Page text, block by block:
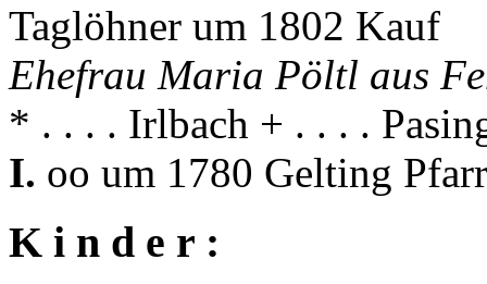
Taglöhner um 1802 Kauf
Ehefrau Maria Pöltl aus
* . . . . Irlbach + . . . .
I. oo um 1780 Gelting
K i n d e r :